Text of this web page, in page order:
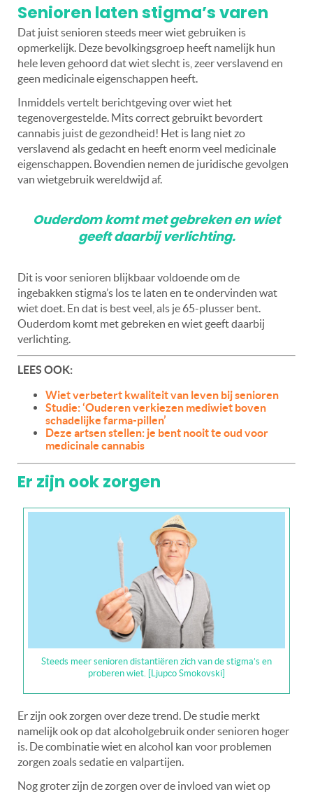
Senioren laten stigma’s varen
Dat juist senioren steeds meer wiet gebruiken is
opmerkelijk. Deze bevolkingsgroep heeft namelijk hun
hele leven gehoord dat wiet slecht is, zeer verslavend en
geen medicinale eigenschappen heeft.
Inmiddels vertelt berichtgeving over wiet het
tegenovergestelde. Mits correct gebruikt bevordert
cannabis juist de gezondheid! Het is lang niet zo
verslavend als gedacht en heeft enorm veel medicinale
eigenschappen. Bovendien nemen de juridische gevolgen
van wietgebruik wereldwijd af.
Ouderdom komt met gebreken en wiet
geeft daarbij verlichting.
Dit is voor senioren blijkbaar voldoende om de
ingebakken stigma’s los te laten en te ondervinden wat
wiet doet. En dat is best veel, als je 65-plusser bent.
Ouderdom komt met gebreken en wiet geeft daarbij
verlichting.
LEES OOK:
Wiet verbetert kwaliteit van leven bij senioren
Studie: ‘Ouderen verkiezen mediwiet boven
schadelijke farma-pillen’
Deze artsen stellen: je bent nooit te oud voor
medicinale cannabis
Er zijn ook zorgen
Steeds meer senioren distantiëren zich van de stigma’s en
proberen wiet. [Ljupco Smokovski]
Er zijn ook zorgen over deze trend. De studie merkt
namelijk ook op dat alcoholgebruik onder senioren hoger
is. De combinatie wiet en alcohol kan voor problemen
zorgen zoals sedatie en valpartijen.
Nog groter zijn de zorgen over de invloed van wiet op